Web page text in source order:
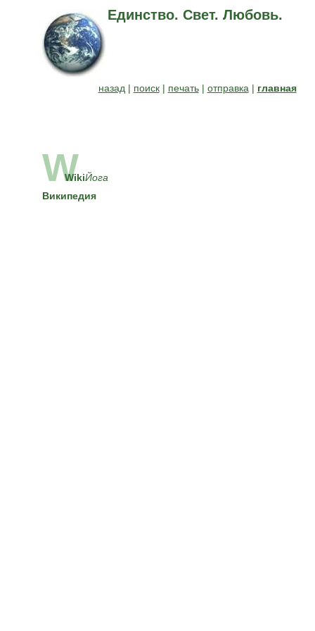
Единство. Свет. Любовь.
назад | поиск| печать| отправка | главная
W
WikiЙога
Википедия